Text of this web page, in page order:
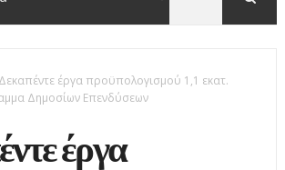
Δεκαπέντε έργα προϋπολογισμού 1,1 εκατ.
Δημοσίων Επενδύσεων
έργα